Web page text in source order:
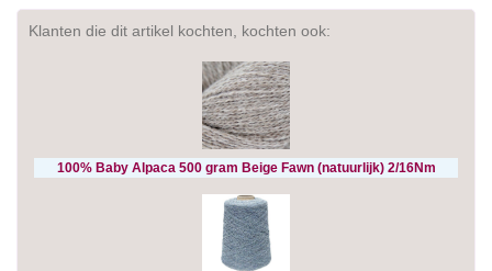
Klanten die dit artikel kochten, kochten ook:
100% Baby Alpaca 500 gram Beige Fawn (natuurlijk) 2/16Nm